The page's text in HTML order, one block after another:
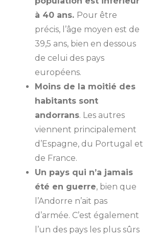
à 40 ans. Pour être
précis, l’âge moyen est de
39,5 ans, bien en dessous
de celui des pays
européens.
Moins de la moitié des
habitants sont
andorrans. Les autres
viennent principalement
d’Espagne, du Portugal et
de France.
Un pays qui n’a jamais
été en guerre, bien que
l’Andorre n’ait pas
d’armée. C’est également
l’un des pays les plus sûrs